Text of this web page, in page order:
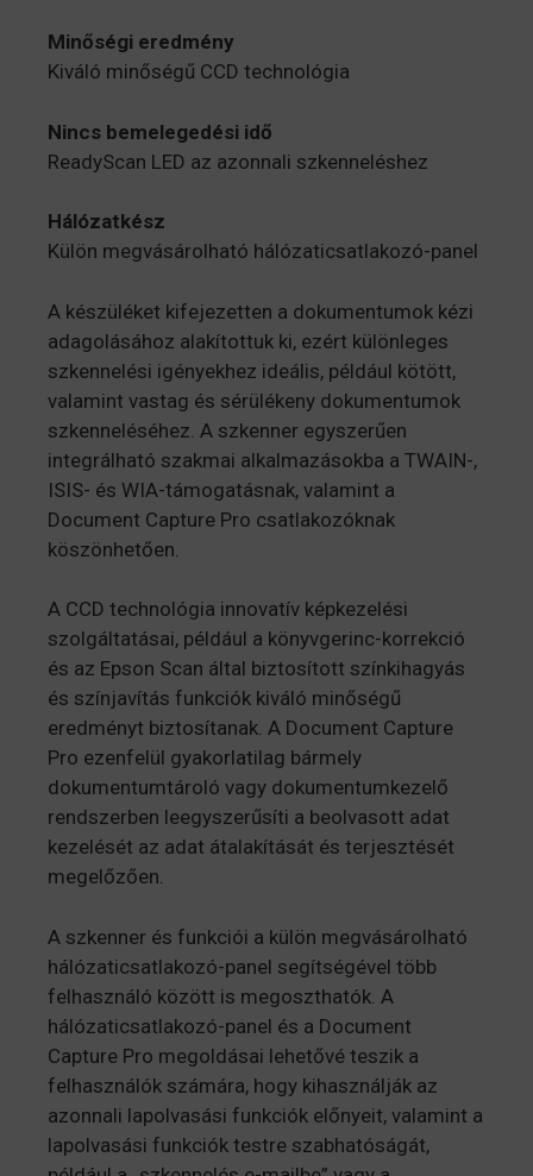
Minőségi eredmény
Kiváló minőségű CCD technológia
Nincs bemelegedési idő
ReadyScan LED az azonnali szkenneléshez
Hálózatkész
Külön megvásárolható hálózaticsatlakozó-panel
A készüléket kifejezetten a dokumentumok kézi
adagolásához alakítottuk ki, ezért különleges
szkennelési igényekhez ideális, például kötött,
valamint vastag és sérülékeny dokumentumok
szkenneléséhez. A szkenner egyszerűen
integrálható szakmai alkalmazásokba a TWAIN-,
ISIS- és WIA-támogatásnak, valamint a
Document Capture Pro csatlakozóknak
köszönhetően.
A CCD technológia innovatív képkezelési
szolgáltatásai, például a könyvgerinc-korrekció
és az Epson Scan által biztosított színkihagyás
és színjavítás funkciók kiváló minőségű
eredményt biztosítanak. A Document Capture
Pro ezenfelül gyakorlatilag bármely
dokumentumtároló vagy dokumentumkezelő
rendszerben leegyszerűsíti a beolvasott adat
kezelését az adat átalakítását és terjesztését
megelőzően.
A szkenner és funkciói a külön megvásárolható
hálózaticsatlakozó-panel segítségével több
felhasználó között is megoszthatók. A
hálózaticsatlakozó-panel és a Document
Capture Pro megoldásai lehetővé teszik a
felhasználók számára, hogy kihasználják az
azonnali lapolvasási funkciók előnyeit, valamint a
lapolvasási funkciók testre szabhatóságát,